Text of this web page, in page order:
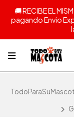
🚚 RECIBE EL
pagando Envio